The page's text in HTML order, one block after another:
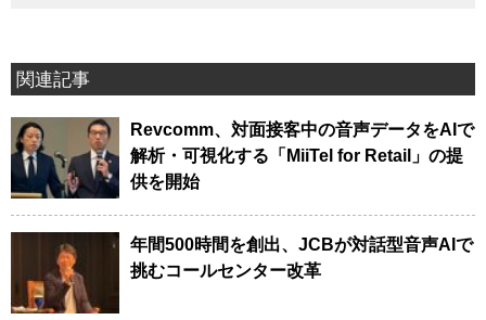
関連記事
Revcomm、対面接客中の音声データをAIで
解析・可視化する「MiiTel for Retail」の提
供を開始
年間500時間を創出、JCBが対話型音声AIで
挑むコールセンター改革